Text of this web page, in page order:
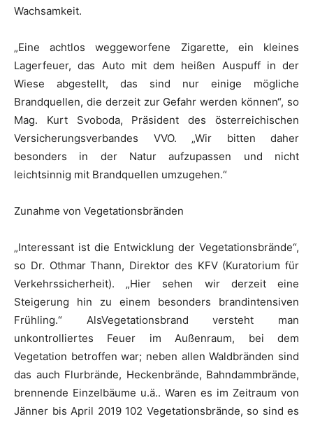
Wachsamkeit.
„Eine achtlos weggeworfene Zigarette, ein kleines
Lagerfeuer, das Auto mit dem heißen Auspuff in der
Wiese abgestellt, das sind nur einige mögliche
Brandquellen, die derzeit zur Gefahr werden können“, so
Mag. Kurt Svoboda, Präsident des österreichischen
Versicherungsverbandes VVO. „Wir bitten daher
besonders in der Natur aufzupassen und nicht
leichtsinnig mit Brandquellen umzugehen.“
Zunahme von Vegetationsbränden
„Interessant ist die Entwicklung der Vegetationsbrände“,
so Dr. Othmar Thann, Direktor des KFV (Kuratorium für
Verkehrssicherheit). „Hier sehen wir derzeit eine
Steigerung hin zu einem besonders brandintensiven
Frühling.“ AlsVegetationsbrand versteht man
unkontrolliertes Feuer im Außenraum, bei dem
Vegetation betroffen war; neben allen Waldbränden sind
das auch Flurbrände, Heckenbrände, Bahndammbrände,
brennende Einzelbäume u.ä.. Waren es im Zeitraum von
Jänner bis April 2019 102 Vegetationsbrände, so sind es